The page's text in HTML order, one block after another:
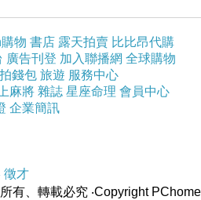
物 書店 露天拍賣 比比昂代購
廣告刊登 加入聯播網 全球購物
錢包 旅遊 服務中心
麻將 雜誌 星座命理 會員中心
企業簡訊
徵才
有、轉載必究 ‧Copyright PChome